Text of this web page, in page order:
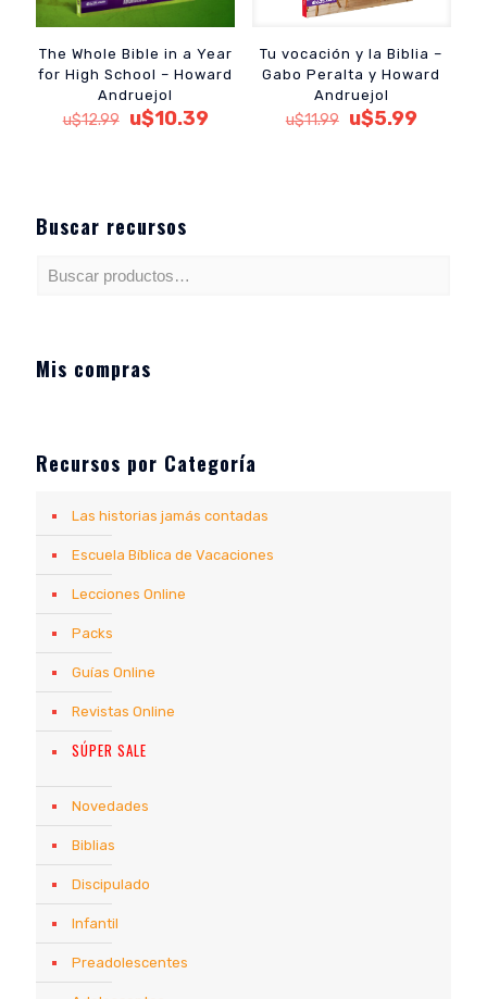
The Whole Bible in a Year
for High School – Howard
Andruejol
u$12.99
El
u$10.39El
Tu vocación y la Biblia –
Gabo Peralta y Howard
Andruejol
u$11.99 El
u$5.99El
Buscar recursos
Mis compras
Recursos por Categoría
Las historias jamás contadas
Escuela Bíblica de Vacaciones
Lecciones Online
Packs
Guías Online
Revistas Online
SÚPER SALE
Novedades
Biblias
Discipulado
Infantil
Preadolescentes